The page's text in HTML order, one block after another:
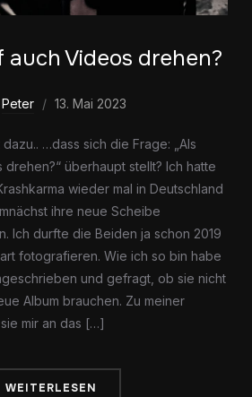
auch Videos drehen?
Peter 13. Mai 2023
…dass sich die Frage: „Als
überhaupt stellt? Ich hatte
wieder mal in Deutschland
ihre neue Scheibe
Ich durfte die Beiden ja schon 2019
fotografieren. Wie ich so bin habe
und gefragt, ob sie nicht
Album brauchen. Zu meiner
mir an das […]
WEITERLESEN